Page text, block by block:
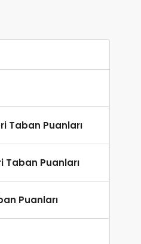
Taban Puanları
Taban Puanları
Puanları